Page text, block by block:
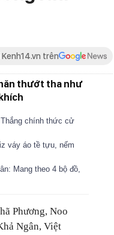
trên
thướt tha như
chính thức cử
váy áo tề tựu, nếm
Mang theo 4 bộ đồ,
Phương, Noo
Ngân, Việt